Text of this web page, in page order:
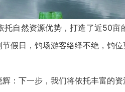
自然资源优势，打造了近50亩
假日，钓场游客络绎不绝，钓
下一步，我们将依托丰富的资